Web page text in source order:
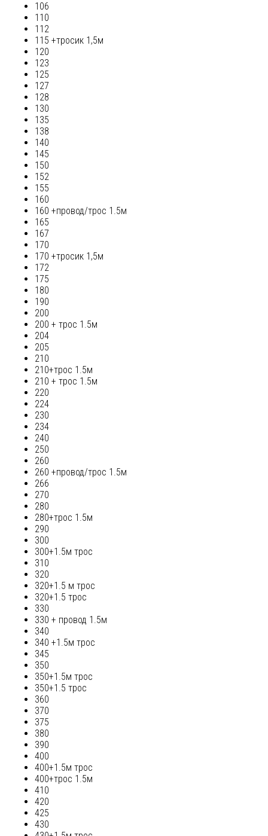
106
110
112
115 +тросик 1,5м
120
123
125
127
128
130
135
138
140
145
150
152
155
160
160 +провод/трос 1.5м
165
167
170
170 +тросик 1,5м
172
175
180
190
200
200 + трос 1.5м
204
205
210
210+трос 1.5м
210 + трос 1.5м
220
224
230
234
240
250
260
260 +провод/трос 1.5м
266
270
280
280+трос 1.5м
290
300
300+1.5м трос
310
320
320+1.5 м трос
320+1.5 трос
330
330 + провод 1.5м
340
340 +1.5м трос
345
350
350+1.5м трос
350+1.5 трос
360
370
375
380
390
400
400+1.5м трос
400+трос 1.5м
410
420
425
430